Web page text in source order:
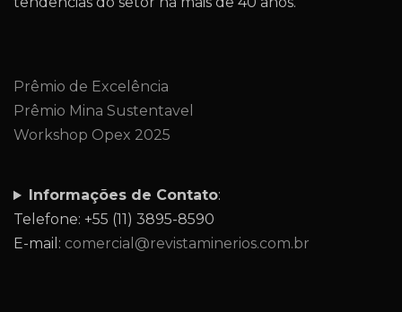
Prêmio de Excelência
Prêmio Mina Sustentavel
Workshop Opex 2025
Informações de Contato:
Telefone: +55 (11) 3895-8590
E-mail: comercial@revistaminerios.com.br